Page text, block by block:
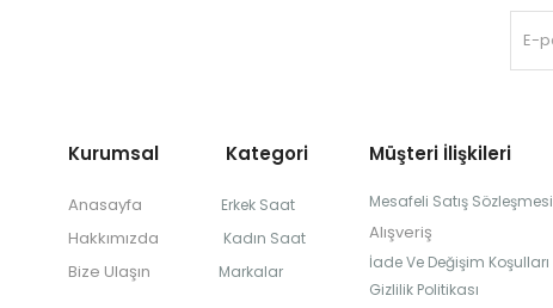
Kurumsal Kategori
Anasayfa Erkek Saat
Hakkımızda Kadın Saat
Bize Ulaşın Markalar
Müşteri İlişkileri
Mesafeli Satış Sözleşmesi
Alışveriş
İade Ve Değişim Koşulları
Gizlilik Politikası